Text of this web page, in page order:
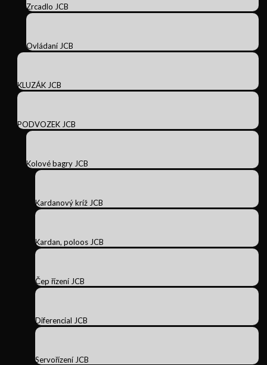
Zrcadlo JCB
Ovládaní JCB
KLUZÁK JCB
PODVOZEK JCB
Kolové bagry JCB
Kardanový kríž JCB
Kardan, poloos JCB
Čep řízení JCB
Diferencial JCB
Servořízení JCB